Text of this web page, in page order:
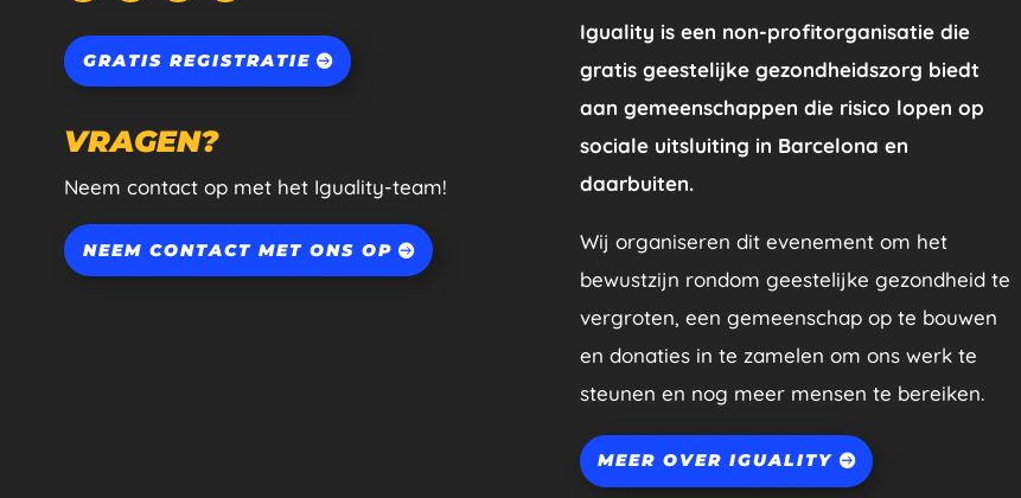
GRATIS REGISTRATIE
VRAGEN?
Neem contact op met het Iguality-team!
NEEM CONTACT MET ONS OP
Iguality is een non-profitorganisatie die
gratis geestelijke gezondheidszorg biedt
aan gemeenschappen die risico lopen op
sociale uitsluiting in Barcelona en
daarbuiten.
Wij organiseren dit evenement om het
bewustzijn rondom geestelijke gezondheid te
vergroten, een gemeenschap op te bouwen
en donaties in te zamelen om ons werk te
steunen en nog meer mensen te bereiken.
MEER OVER IGUALITY